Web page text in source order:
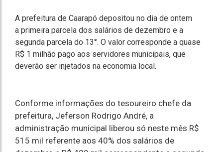
A prefeitura de Caarapó depositou no dia de ontem
a primeira parcela dos salários de dezembro e a
segunda parcela do 13°. O valor corresponde a quase
R$ 1 milhão pago aos servidores municipais, que
deverão ser injetados na economia local.
Conforme informações do tesoureiro chefe da
prefeitura, Jeferson Rodrigo André, a
administração municipal liberou só neste mês R$
515 mil referente aos 40% dos salários de